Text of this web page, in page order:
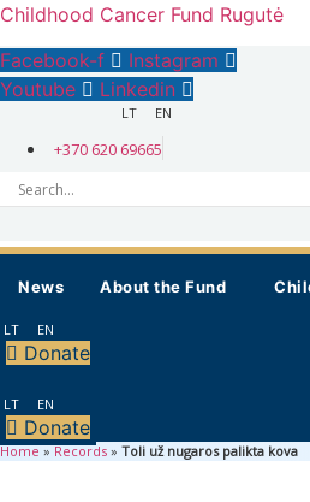
Childhood Cancer Fund Rugutė
Facebook-f
Instagram
Youtube
Linkedin
LT EN
+370 620 69665
info@rugute.lt
News About the Fund
LT EN
Donate
LT EN
Donate
Home»Records » Toli už nugaros palikta kova